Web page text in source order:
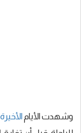
وشهدت الأيام الأخيرة